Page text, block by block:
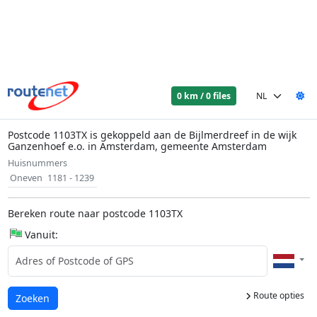
0 km / 0 files
Postcode 1103TX is gekoppeld aan de Bijlmerdreef in de wijk
Ganzenhoef e.o. in Amsterdam, gemeente Amsterdam
Huisnummers
Oneven 1181 - 1239
Bereken route naar postcode 1103TX
Vanuit:
Route opties
Laden...
Zoeken